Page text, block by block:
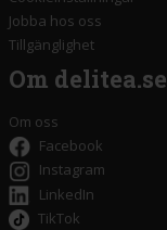
Jobba hos oss
Tillgänglighet
Om delitea.se
Om oss
Facebook
Instagram
LinkedIn
TikTok